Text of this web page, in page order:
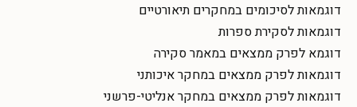
דוגמאות לסיכומים במחקרים תיאורטיים
דוגמאות לסקירת ספרות
דוגמא לפרק ממצאים במאמר סקירה
דוגמאות לפרק ממצאים במחקר איכותני
דוגמאות לפרק ממצאים במחקר אנליטי-פרשני